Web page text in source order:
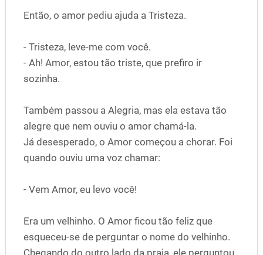
Então, o amor pediu ajuda a Tristeza.
- Tristeza, leve-me com você.
- Ah! Amor, estou tão triste, que prefiro ir
sozinha.
Também passou a Alegria, mas ela estava tão
alegre que nem ouviu o amor chamá-la.
Já desesperado, o Amor começou a chorar. Foi
quando ouviu uma voz chamar:
- Vem Amor, eu levo você!
Era um velhinho. O Amor ficou tão feliz que
esqueceu-se de perguntar o nome do velhinho.
Chegando do outro lado da praia, ele perguntou